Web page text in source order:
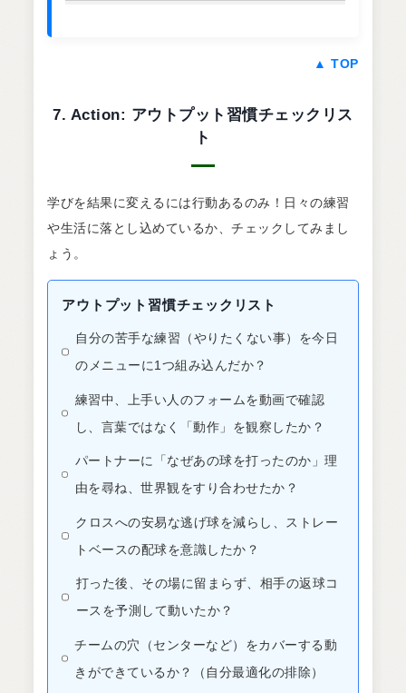
▲ TOP
7. Action: アウトプット習慣チェックリス
ト
学びを結果に変えるには行動あるのみ！日々の練習
や生活に落とし込めているか、チェックしてみまし
ょう。
アウトプット習慣チェックリスト
自分の苦手な練習（やりたくない事）を今日
のメニューに1つ組み込んだか？
練習中、上手い人のフォームを動画で確認
し、言葉ではなく「動作」を観察したか？
パートナーに「なぜあの球を打ったのか」理
由を尋ね、世界観をすり合わせたか？
クロスへの安易な逃げ球を減らし、ストレー
トベースの配球を意識したか？
打った後、その場に留まらず、相手の返球コ
ースを予測して動いたか？
チームの穴（センターなど）をカバーする動
きができているか？（自分最適化の排除）